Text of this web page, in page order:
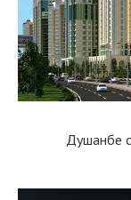
Душанбе